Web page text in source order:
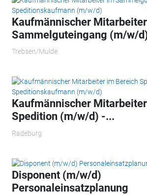
Kaufmännischer
Sammelguteingang (m/w/
Trebsen/Mulde
Kaufmännischer
Spedition (m/w/d) -...
Radeburg
Disponent (m/w/d)
Personaleinsatzplanung